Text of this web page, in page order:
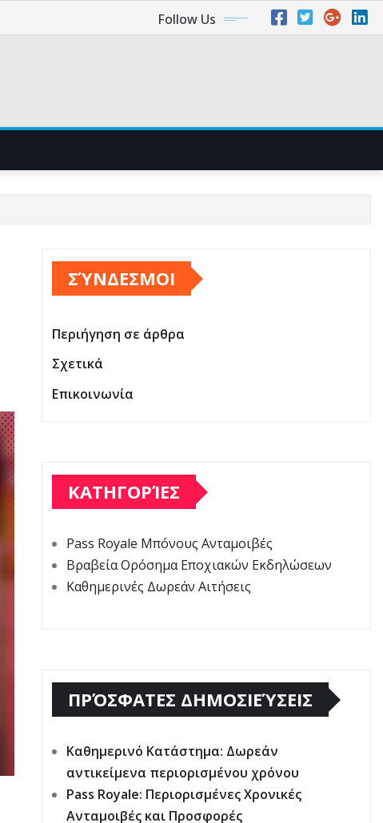
Follow Us
ΣΎΝΔΕΣΜΟΙ
Περιήγηση σε άρθρα
Σχετικά
Επικοινωνία
ΚΑΤΗΓΟΡΊΕΣ
Pass Royale Μπόνους Ανταμοιβές
Βραβεία Ορόσημα Εποχιακών Εκδηλώσεων
Καθημερινές Δωρεάν Αιτήσεις
ΠΡΌΣΦΑΤΕΣ ΔΗΜΟΣΙΕΎΣΕΙΣ
Καθημερινό Κατάστημα: Δωρεάν
αντικείμενα περιορισμένου χρόνου
Pass Royale: Περιορισμένες Χρονικές
Ανταμοιβές και Προσφορές